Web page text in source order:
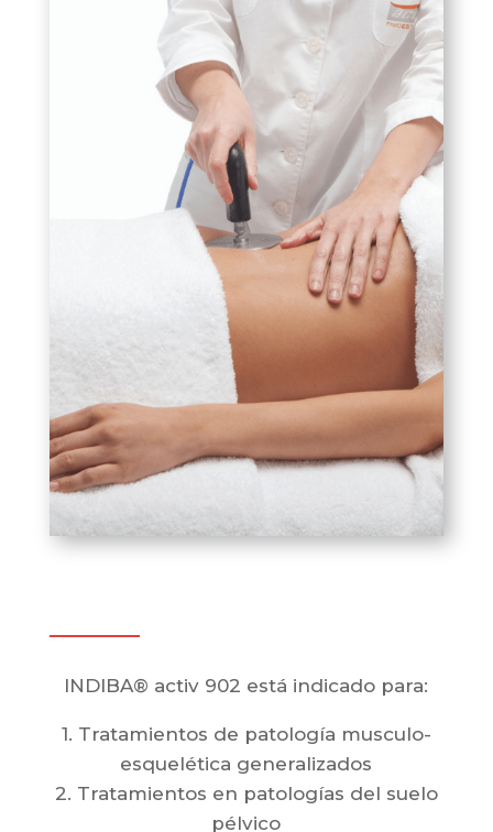
INDIBA® activ 902 está indicado para:
1. Tratamientos de patología musculo-
esquelética generalizados
2. Tratamientos en patologías del suelo
pélvico